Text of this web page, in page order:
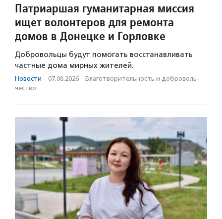
Патриаршая гуманитарная миссия
ищет волонтеров для ремонта
домов в Донецке и Горловке
Добровольцы будут помогать восстанавливать
частные дома мирных жителей.
Новости · 07.08.2026 · Благотвори­тель­ность и доброволь­
чест­во